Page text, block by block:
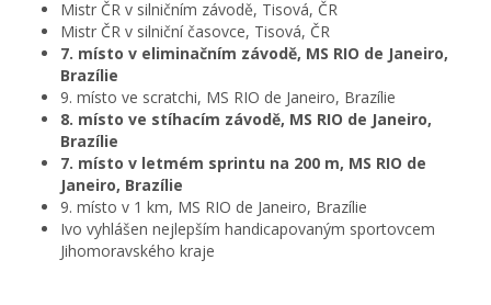
Mistr ČR v silničním závodě, Tisová, ČR
Mistr ČR v silniční časovce, Tisová, ČR
7. místo v eliminačním závodě, MS RIO de Janeiro,
Brazílie
9. místo ve scratchi, MS RIO de Janeiro, Brazílie
8. místo ve stíhacím závodě, MS RIO de Janeiro,
Brazílie
7. místo v letmém sprintu na 200 m, MS RIO de
Janeiro, Brazílie
9. místo v 1 km, MS RIO de Janeiro, Brazílie
Ivo vyhlášen nejlepším handicapovaným sportovcem
Jihomoravského kraje